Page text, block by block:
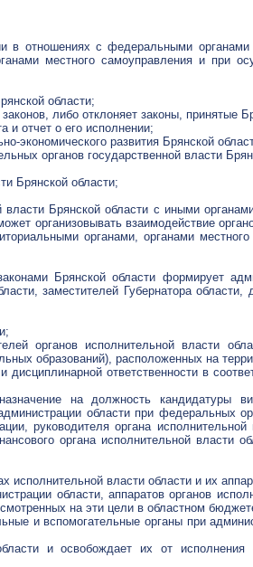
в отношениях с федеральными органами
местного самоуправления и при
области;
либо отклоняет законы, принятые
и отчет о его исполнении;
экономического развития Брянской
органов государственной власти
Брянской области;
Брянской области с иными
организовывать взаимодействие
органами, органами
Брянской области формирует
заместителей Губернатора области,
органов исполнительной власти
образований), расположенных на
ответственности в
на должность кандидатуры
области при федеральных
руководителя органа
органа исполнительной власти
исполнительной власти области и их
области, аппаратов органов
на эти цели в областном
и вспомогательные органы при
и освобождает их от исполнения